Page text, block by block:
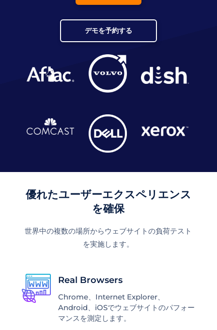
デモを予約する
優れたユーザーエクスペリエンス
を確保
世界中の複数の場所からウェブサイトの負荷テスト
を実施します。
Real Browsers
Chrome、Internet Explorer、
Android、iOSでウェブサイトのパフォー
マンスを測定します。